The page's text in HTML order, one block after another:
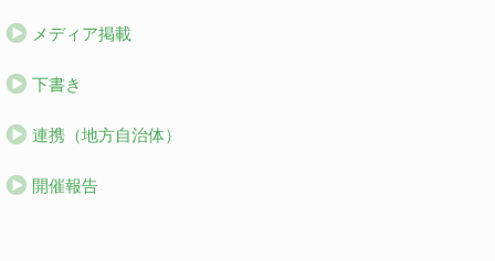
メディア掲載
下書き
連携（地方自治体）
開催報告